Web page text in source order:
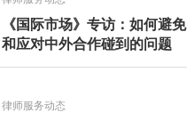
《国际市场》专访：如何避免
和应对中外合作碰到的问题
律师服务动态